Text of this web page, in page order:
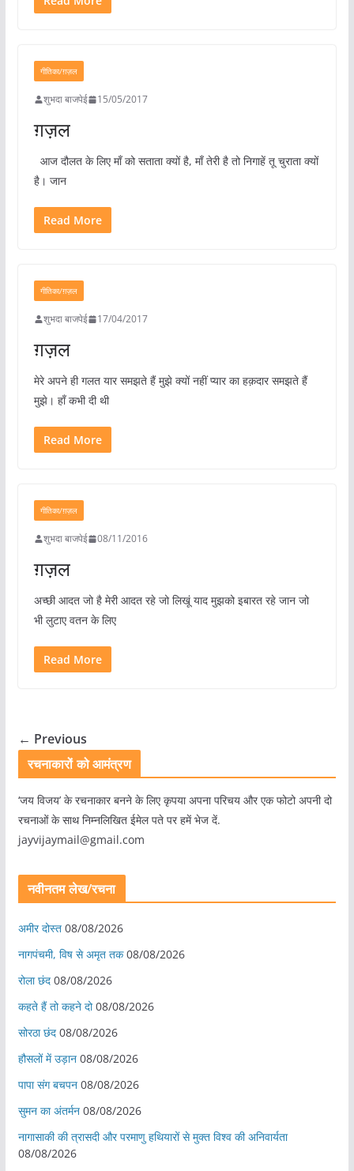
गीतिका/ग़ज़ल
शुभदा बाजपेई 15/05/2017
ग़ज़ल
आज दौलत के लिए माँ को सताता क्यों है, माँ तेरी है तो निगाहें तू चुराता क्यों
है। जान
Read More
गीतिका/ग़ज़ल
शुभदा बाजपेई 17/04/2017
ग़ज़ल
मेरे अपने ही गलत यार समझते हैं मुझे क्यों नहीं प्यार का हक़दार समझते हैं
मुझे। हाँ कभी दी थी
Read More
गीतिका/ग़ज़ल
शुभदा बाजपेई 08/11/2016
ग़ज़ल
अच्छी आदत जो है मेरी आदत रहे जो लिखूं याद मुझको इबारत रहे जान जो
भी लुटाए वतन के लिए
Read More
← Previous
रचनाकारों को आमंत्रण
‘जय विजय’ के रचनाकार बनने के लिए कृपया अपना परिचय और एक फोटो अपनी दो
रचनाओं के साथ निम्नलिखित ईमेल पते पर हमें भेज दें.
jayvijaymail@gmail.com
नवीनतम लेख/रचना
अमीर दोस्त 08/08/2026
नागपंचमी, ​विष से अमृत तक 08/08/2026
रोला छंद 08/08/2026
कहते हैं तो कहने दो 08/08/2026
सोरठा छंद 08/08/2026
हौसलों में उड़ान 08/08/2026
पापा संग बचपन 08/08/2026
सुमन का अंतर्मन 08/08/2026
नागासाकी की त्रासदी और परमाणु हथियारों से मुक्त विश्व की अनिवार्यता
08/08/2026